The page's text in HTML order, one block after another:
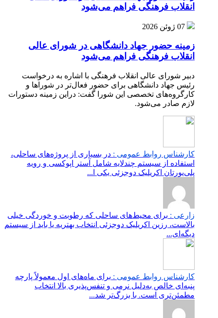
انقلاب فرهنگی فراهم می‌شود
07 ژوئن 2026
زمینه حضور جهاد دانشگاهی در شورای عالی
انقلاب فرهنگی فراهم می‌شود
دبیر شورای عالی انقلاب فرهنگی با اشاره به درخواست
رئیس جهاد دانشگاهی برای حضور فعال‌تر در شوراها و
کارگروه‌های تخصصی این شورا گفت: دراین زمینه دستورات
لازم صادر می‌شود.
کارشناس روابط عمومی : در بسیاری از پروژه‌های ساحلی،
استفاده از سیستم چندلایه شامل آستر اپوکسی و رویه
پلی‌یورتان اکریلیک دوجزئی یکی ا...
زارعی : برای محیط‌های ساحلی که رطوبت و خوردگی خیلی
بالاست، رزین اکریلیک دوجزئی انتخاب بهتریه یا باید از سیستم
دیگه‌ای...
کارشناس روابط عمومی : برای ماه‌های اول معمولاً پارچه
پنبه‌ای خالص به‌دلیل نرمی و تنفس‌پذیری بالا انتخاب
مطمئن‌تری است. با بزرگ‌تر شد...